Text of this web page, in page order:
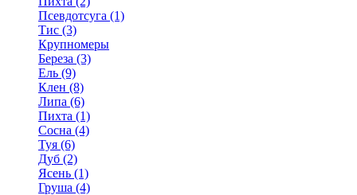
Псевдотсуга (1)
Тис (3)
Крупномеры
Береза (3)
Ель (9)
Клен (8)
Липа (6)
Пихта (1)
Сосна (4)
Туя (6)
Дуб (2)
Ясень (1)
Груша (4)